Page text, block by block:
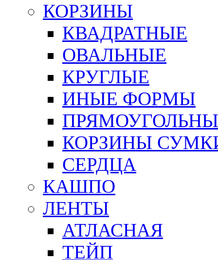
КОРЗИНЫ
КВАДРАТНЫЕ
ОВАЛЬНЫЕ
КРУГЛЫЕ
ИНЫЕ ФОРМЫ
КОРЗИНЫ
СЕРДЦА
КАШПО
ЛЕНТЫ
АТЛАСНАЯ
ТЕЙП